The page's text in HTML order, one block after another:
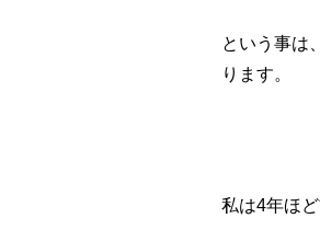
という事は
ります。
私は4年ほ